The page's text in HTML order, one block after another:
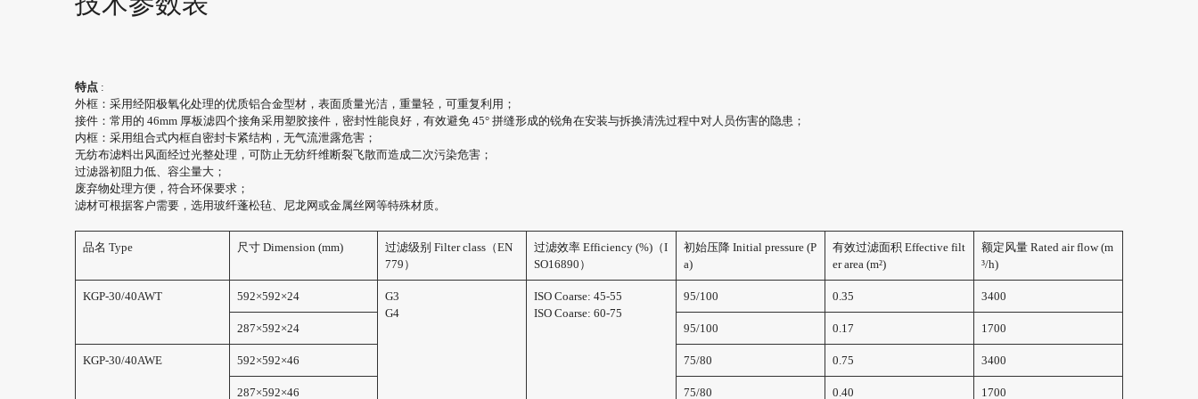
特点 :
外框：采用经阳极氧化处理的优质铝合金型材，表面质量光洁，重量轻，可重复利用；
接件：常用的 46mm 厚板滤四个接角采用塑胶接件，密封性能良好，有效避免 45° 拼缝形成的锐角在安装与拆换清洗过程中对人员伤害的隐患；
内框：采用组合式内框自密封卡紧结构，无气流泄露危害；
无纺布滤料出风面经过光整处理，可防止无纺纤维断裂飞散而造成二次污染危害；
过滤器初阻力低、容尘量大；
废弃物处理方便，符合环保要求；
滤材可根据客户需要，选用玻纤蓬松毡、尼龙网或金属丝网等特殊材质。
品名 Type 尺寸 Dimension (mm)
过滤级别 Filter class（EN
779）
过滤效率 Efficiency (%)（I
SO16890）
初始压降 Initial pressure (P
a)
有效过滤面积 Effective filt
er area (m²)
额定风量 Rated air flow (m
³/h)
KGP-30/40AWT 592×592×24
G3
G4
ISO Coarse: 45-55
ISO Coarse: 60-75
95/100 0.35 3400
287×592×24 95/100 0.17 1700
KGP-30/40AWE 592×592×46 75/80 0.75 3400
287×592×46 75/80 0.40 1700